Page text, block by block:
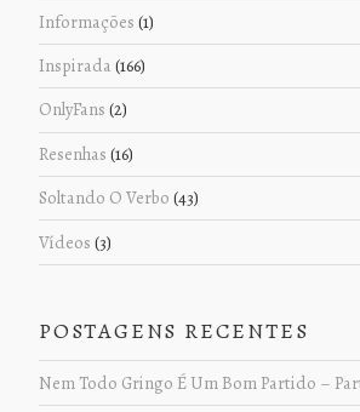
Informações (1)
Inspirada (166)
OnlyFans (2)
Resenhas (16)
Soltando O Verbo (43)
Vídeos (3)
POSTAGENS RECENTES
Nem Todo Gringo É Um Bom Partido –